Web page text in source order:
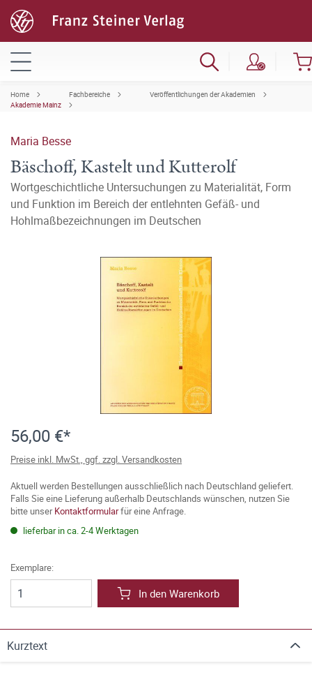
Home Fachbereiche
Veröffentlichungen der Akademien
Akademie Mainz
Maria Besse
Bäschoff, Kastelt und Kutterolf
Wortgeschichtliche Untersuchungen zu Materialität, Form
und Funktion im Bereich der entlehnten Gefäß- und
Hohlmaßbezeichnungen im Deutschen
56,00 €*
Preise inkl. MwSt., ggf. zzgl. Versandkosten
Aktuell werden Bestellungen ausschließlich nach Deutschland geliefert.
Falls Sie eine Lieferung außerhalb Deutschlands wünschen, nutzen Sie
bitte unserKontaktformularfür eine Anfrage.
lieferbar in ca. 2-4 Werktagen
Exemplare:
In den Warenkorb
Kurztext